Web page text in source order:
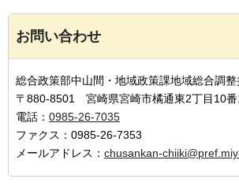
お問い合わせ
総合政策部中山間・地域政策課地域総合調整
〒880-8501 宮崎県宮崎市橘通東2丁目10
電話： 0985-26-7035
ファクス：0985-26-7353
メールアドレス： chusankan-